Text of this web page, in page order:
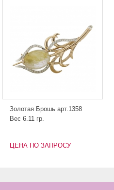
Золотая Брошь арт.1358
Вес 6.11 гр.
ЦЕНА ПО ЗАПРОСУ